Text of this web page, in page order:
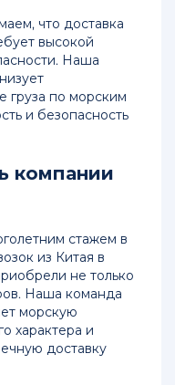
что доставка
высокой
Наша
груза по морским
и безопасность
компании
стажем в
из Китая в
не только
Наша команда
морскую
характера и
доставку